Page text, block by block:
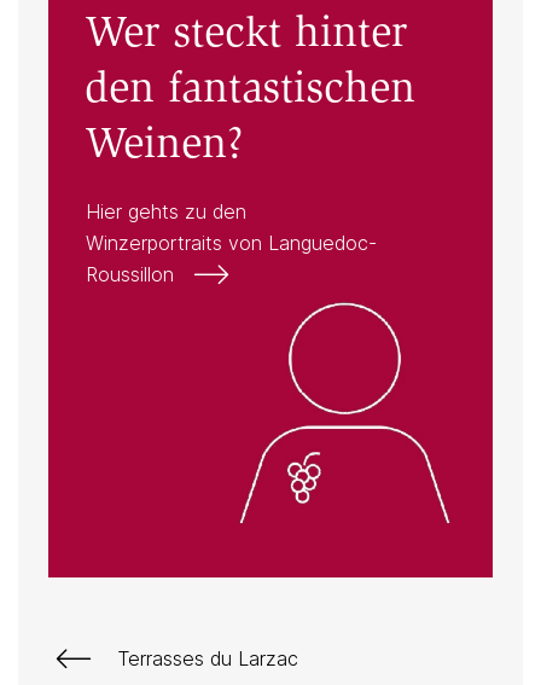
Wer steckt hinter
den fantastischen
Weinen?
Hier gehts zu den
Winzerportraits von Languedoc-
Roussillon
Terrasses du Larzac